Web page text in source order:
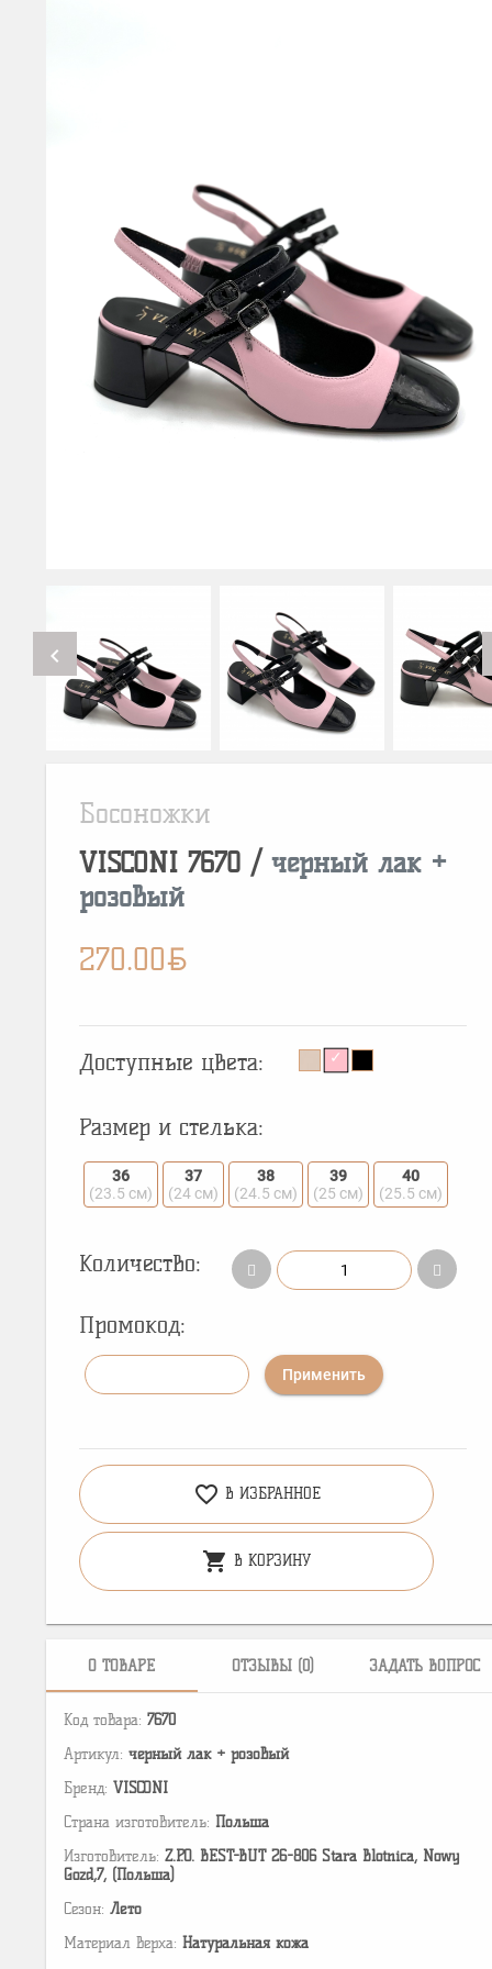
chevron_left
Босоножки
VISCONI 7670 / черный лак +
розовый
270.00BYN
Доступные цвета:
Размер и стелька:
36
(23.5 см)
37
(24 см)
38
(24.5 см)
39
(25 см)
40
(25.5 см)
Количество:
Промокод:
Применить
favorite_border В ИЗБРАННОЕ
shopping_cart В КОРЗИНУ
О ТОВАРЕ ОТЗЫВЫ (0) ЗАДАТЬ ВОПРОС
Код товара: 7670
Артикул: черный лак + розовый
Бренд: VISCONI
Страна изготовитель: Польша
Изготовитель: Z.P.O. BEST-BUT 26-806 Stara Blotnica, Nowy
Gozd,7, (Польша)
Сезон: Лето
Материал верха: Натуральная кожа